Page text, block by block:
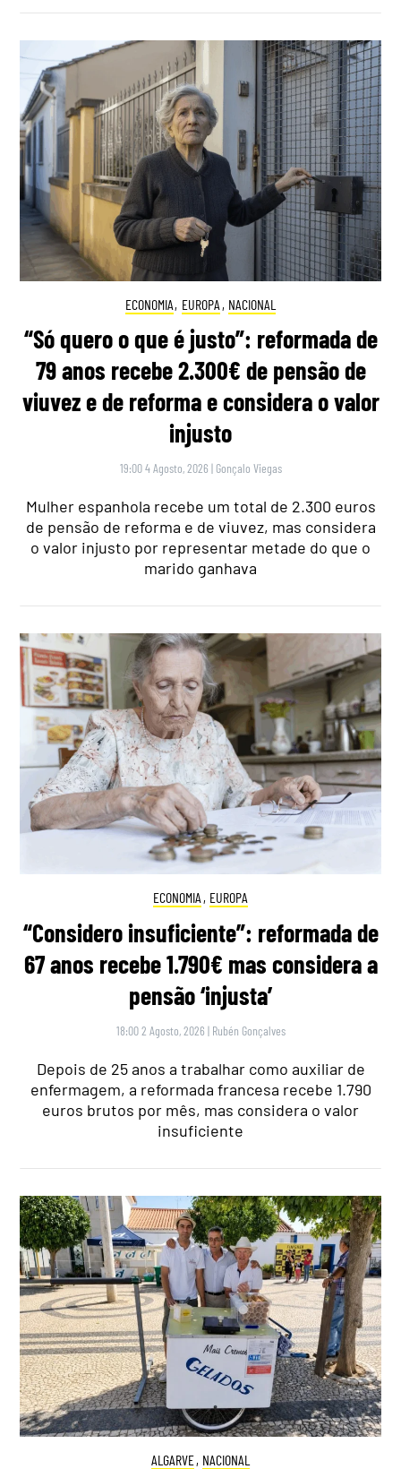
ECONOMIA, EUROPA , NACIONAL
“Só quero o que é justo”: reformada de
79 anos recebe 2.300€ de pensão de
viuvez e de reforma e considera o valor
injusto
19:00 4 Agosto, 2026 | Gonçalo Viegas
Mulher espanhola recebe um total de 2.300 euros
de pensão de reforma e de viuvez, mas considera
o valor injusto por representar metade do que o
marido ganhava
ECONOMIA , EUROPA
“Considero insuficiente”: reformada de
67 anos recebe 1.790€ mas considera a
pensão ‘injusta’
18:00 2 Agosto, 2026 | Rubén Gonçalves
Depois de 25 anos a trabalhar como auxiliar de
enfermagem, a reformada francesa recebe 1.790
euros brutos por mês, mas considera o valor
insuficiente
ALGARVE, NACIONAL